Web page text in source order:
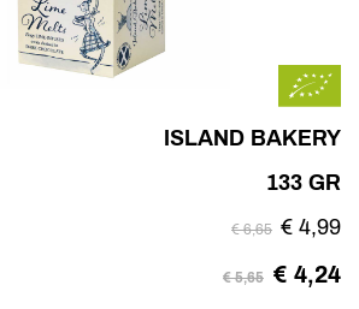
ISLAND BAKERY
133 GR
€ 6,65 € 4,99
€ 5,65 € 4,24